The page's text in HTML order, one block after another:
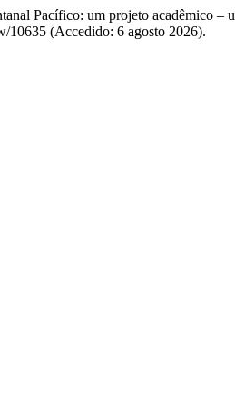
Pacífico: um projeto acadêmico –
10635 (Accedido: 6 agosto 2026).